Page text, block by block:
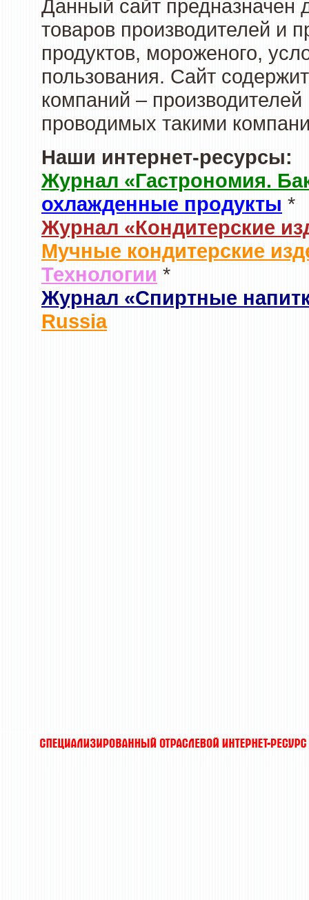
Данный сайт предназначен
товаров производителей и
продуктов, мороженого,
пользования. Сайт
компаний –
проводимых такими
Наши интернет-ресурсы:
Журнал «Гастрономия.
охлажденные продукты *
Журнал «Кондитерские
Мучные кондитерские
Технологии *
Журнал «Спиртные
Russia